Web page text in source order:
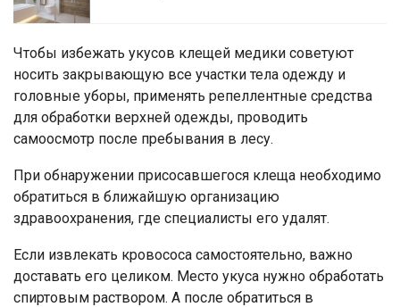
Чтобы избежать укусов клещей медики советуют
носить закрывающую все участки тела одежду и
головные уборы, применять репеллентные средства
для обработки верхней одежды, проводить
самоосмотр после пребывания в лесу.
При обнаружении присосавшегося клеща необходимо
обратиться в ближайшую организацию
здравоохранения, где специалисты его удалят.
Если извлекать кровососа самостоятельно, важно
доставать его целиком. Место укуса нужно обработать
спиртовым раствором. А после обратиться в